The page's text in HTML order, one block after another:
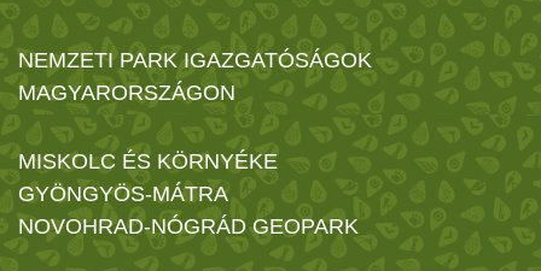
NEMZETI PARK IGAZGATÓSÁGOK
MAGYARORSZÁGON
MISKOLC ÉS KÖRNYÉKE
GYÖNGYÖS-MÁTRA
NOVOHRAD-NÓGRÁD GEOPARK